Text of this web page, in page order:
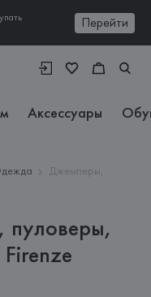
Перейти
Аксессуары
Джемперы,
пуловеры,